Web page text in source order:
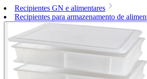
Recipientes GN e alimentares
Recipientes para armazenamento de